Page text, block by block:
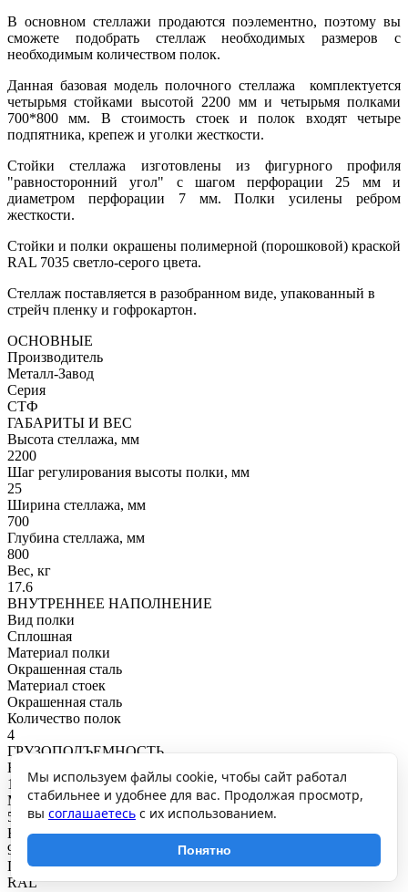
В основном стеллажи продаются поэлементно, поэтому вы
сможете подобрать стеллаж необходимых размеров с
необходимым количеством полок.
Данная базовая модель полочного стеллажа комплектуется
четырьмя стойками высотой 2200 мм и четырьмя полками
700*800 мм. В стоимость стоек и полок входят четыре
подпятника, крепеж и уголки жесткости.
Стойки стеллажа изготовлены из фигурного профиля
"равносторонний угол" с шагом перфорации 25 мм и
диаметром перфорации 7 мм. Полки усилены ребром
жесткости.
Стойки и полки окрашены полимерной (порошковой) краской
RAL 7035 светло-серого цвета.
Стеллаж поставляется в разобранном виде, упакованный в
стрейч пленку и гофрокартон.
ОСНОВНЫЕ
Производитель
Металл-Завод
Серия
СТФ
ГАБАРИТЫ И ВЕС
Высота стеллажа, мм
2200
Шаг регулирования высоты полки, мм
25
Ширина стеллажа, мм
700
Глубина стеллажа, мм
800
Вес, кг
17.6
ВНУТРЕННЕЕ НАПОЛНЕНИЕ
Вид полки
Сплошная
Материал полки
Окрашенная сталь
Материал стоек
Окрашенная сталь
Количество полок
4
ГРУЗОПОДЪЕМНОСТЬ
Нагрузка на полку, кг
125
Максимальная общая нагрузка, кг
500
Нагрузка на секцию, кг
900
ПОКРЫТИЕ И ЦВЕТ
RAL
Мы используем файлы cookie, чтобы сайт работал
стабильнее и удобнее для вас. Продолжая просмотр,
вы соглашаетесь с их использованием.
Понятно